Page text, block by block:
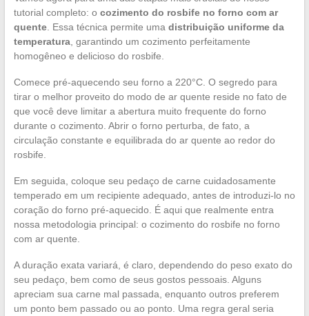
tutorial completo: o cozimento do rosbife no forno com ar
quente. Essa técnica permite uma distribuição uniforme da
temperatura, garantindo um cozimento perfeitamente
homogêneo e delicioso do rosbife.
Comece pré-aquecendo seu forno a 220°C. O segredo para
tirar o melhor proveito do modo de ar quente reside no fato de
que você deve limitar a abertura muito frequente do forno
durante o cozimento. Abrir o forno perturba, de fato, a
circulação constante e equilibrada do ar quente ao redor do
rosbife.
Em seguida, coloque seu pedaço de carne cuidadosamente
temperado em um recipiente adequado, antes de introduzi-lo no
coração do forno pré-aquecido. É aqui que realmente entra
nossa metodologia principal: o cozimento do rosbife no forno
com ar quente.
A duração exata variará, é claro, dependendo do peso exato do
seu pedaço, bem como de seus gostos pessoais. Alguns
apreciam sua carne mal passada, enquanto outros preferem
um ponto bem passado ou ao ponto. Uma regra geral seria